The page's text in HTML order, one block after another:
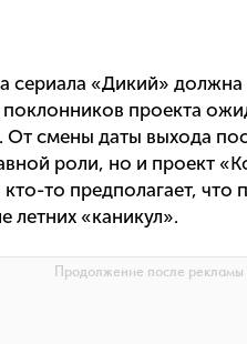
сериала «Дикий»
проекта
смены даты выхода
роли, но и проект
то предполагает,
летних «каникул».